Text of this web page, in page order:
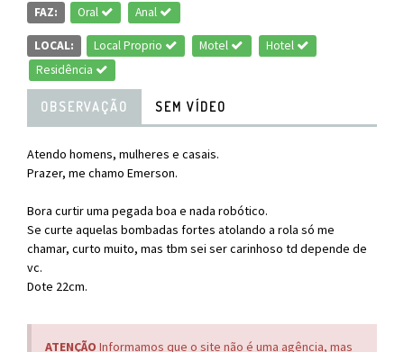
FAZ: Oral Anal
LOCAL: Local Proprio Motel
Hotel
Residência
OBSERVAÇÃO SEM VÍDEO
Atendo homens, mulheres e casais.
Prazer, me chamo Emerson.
Bora curtir uma pegada boa e nada robótico.
Se curte aquelas bombadas fortes atolando a rola só me
chamar, curto muito, mas tbm sei ser carinhoso td depende de
vc.
Dote 22cm.
ATENÇÃO Informamos que o site não é uma agência, mas